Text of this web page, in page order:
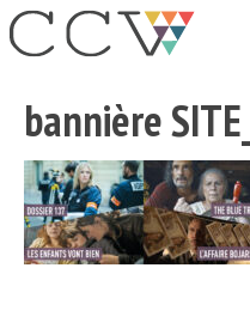
Aller
au
bannière